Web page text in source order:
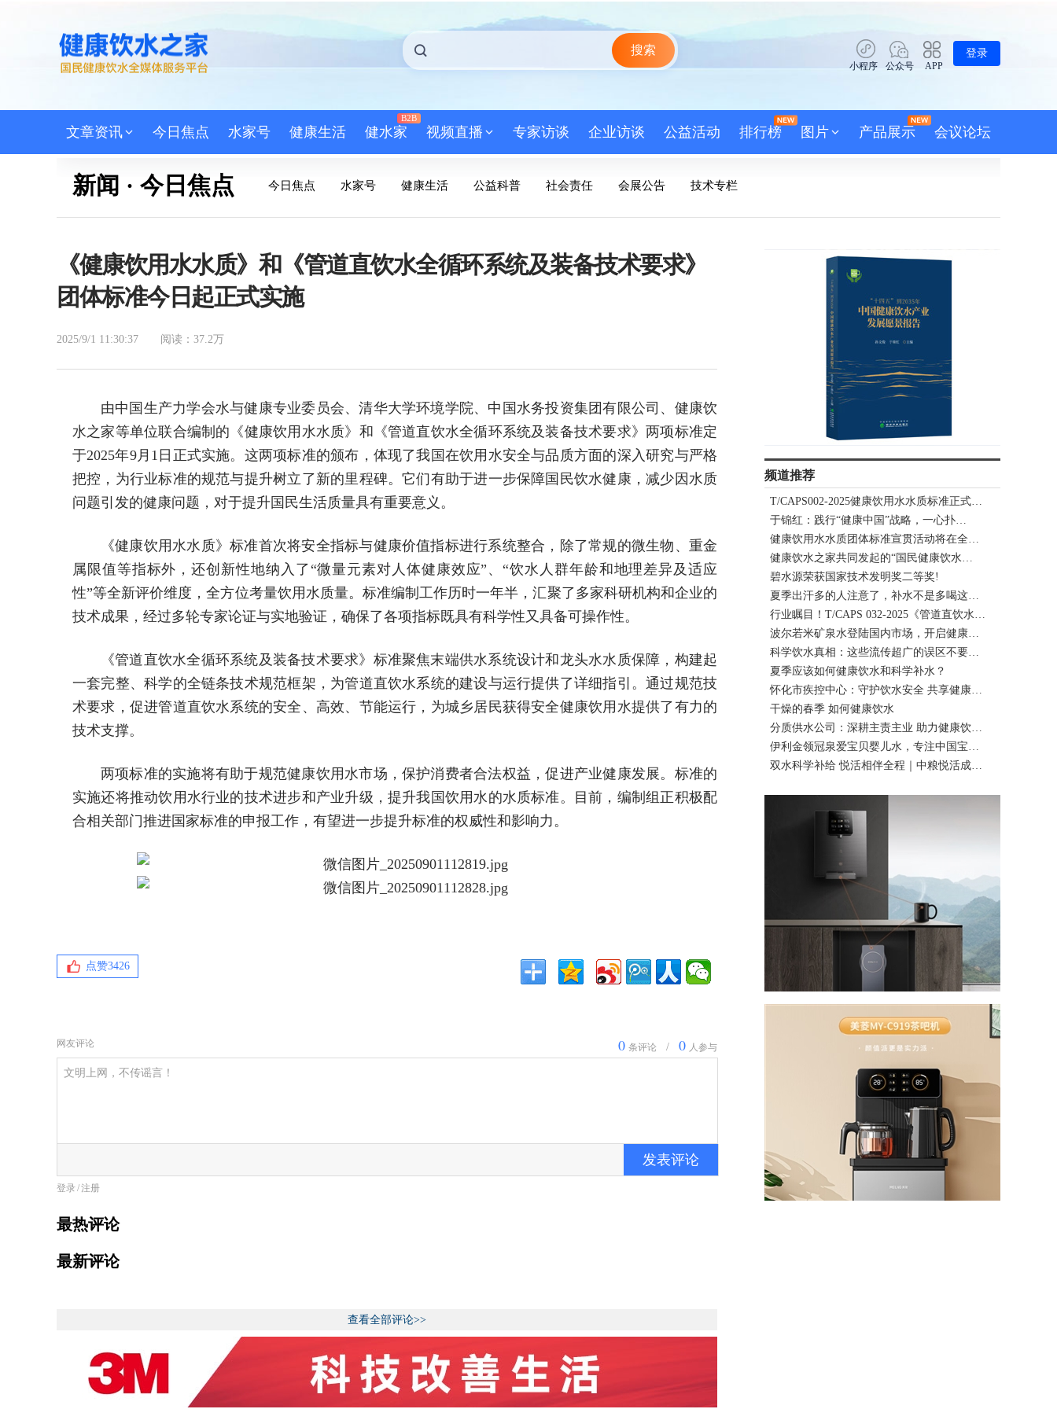
搜索
小程序 公众号 APP
登录
文章资讯 今日焦点 水家号 健康生活 健水家
B2B
视频直播 专家访谈 企业访谈 公益活动 排行榜 图片 产品展示 会议论坛
新闻 · 今日焦点 今日焦点 水家号 健康生活 公益科普 社会责任 会展公告 技术专栏
《健康饮用水水质》和《管道直饮水全循环系统及装备技术要求》
团体标准今日起正式实施
2025/9/1 11:30:37 阅读：37.2万
由中国生产力学会水与健康专业委员会、清华大学环境学院、中国水务投资集团有限公司、健康饮
水之家等单位联合编制的《健康饮用水水质》和《管道直饮水全循环系统及装备技术要求》两项标准定
于2025年9月1日正式实施。这两项标准的颁布，体现了我国在饮用水安全与品质方面的深入研究与严格
把控，为行业标准的规范与提升树立了新的里程碑。它们有助于进一步保障国民饮水健康，减少因水质
问题引发的健康问题，对于提升国民生活质量具有重要意义。
《健康饮用水水质》标准首次将安全指标与健康价值指标进行系统整合，除了常规的微生物、重金
属限值等指标外，还创新性地纳入了“微量元素对人体健康效应”、“饮水人群年龄和地理差异及适应
性”等全新评价维度，全方位考量饮用水质量。标准编制工作历时一年半，汇聚了多家科研机构和企业的
技术成果，经过多轮专家论证与实地验证，确保了各项指标既具有科学性又具备可操作性。
《管道直饮水全循环系统及装备技术要求》标准聚焦末端供水系统设计和龙头水水质保障，构建起
一套完整、科学的全链条技术规范框架，为管道直饮水系统的建设与运行提供了详细指引。通过规范技
术要求，促进管道直饮水系统的安全、高效、节能运行，为城乡居民获得安全健康饮用水提供了有力的
技术支撑。
两项标准的实施将有助于规范健康饮用水市场，保护消费者合法权益，促进产业健康发展。标准的
实施还将推动饮用水行业的技术进步和产业升级，提升我国饮用水的水质标准。目前，编制组正积极配
合相关部门推进国家标准的申报工作，有望进一步提升标准的权威性和影响力。
点赞3426
0 条评论 / 0 人参与
网友评论
发表评论
登录/注册
最热评论
最新评论
查看全部评论>>
频道推荐
T/CAPS002-2025健康饮用水水质标准正式…
于锦红：践行“健康中国”战略，一心扑…
健康饮用水水质团体标准宣贯活动将在全…
健康饮水之家共同发起的“国民健康饮水…
碧水源荣获国家技术发明奖二等奖!
夏季出汗多的人注意了，补水不是多喝这…
行业瞩目！T/CAPS 032-2025《管道直饮水…
波尔若米矿泉水登陆国内市场，开启健康…
科学饮水真相：这些流传超广的误区不要…
夏季应该如何健康饮水和科学补水？
怀化市疾控中心：守护饮水安全 共享健康…
干燥的春季 如何健康饮水
分质供水公司：深耕主责主业 助力健康饮…
伊利金领冠泉爱宝贝婴儿水，专注中国宝…
双水科学补给 悦活相伴全程｜中粮悦活成…